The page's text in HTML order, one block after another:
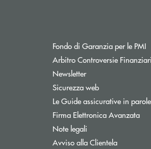
Fondo di Garanzia per le PMI
Arbitro Controversie
NewsletterApre una nuova
Sicurezza web
Le Guide assicurative in
Firma Elettronica Avanzata
Note legali
Avviso alla Clientela